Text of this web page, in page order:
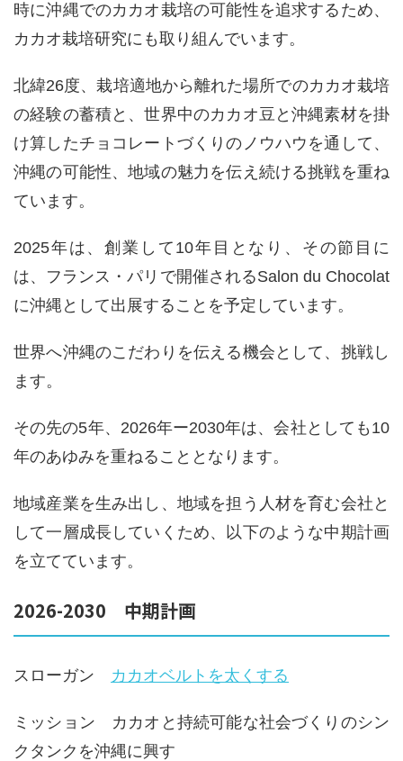
時に沖縄でのカカオ栽培の可能性を追求するため、
カカオ栽培研究にも取り組んでいます。
北緯26度、栽培適地から離れた場所でのカカオ栽培
の経験の蓄積と、世界中のカカオ豆と沖縄素材を掛
け算したチョコレートづくりのノウハウを通して、
沖縄の可能性、地域の魅力を伝え続ける挑戦を重ね
ています。
2025年は、創業して10年目となり、その節目に
は、フランス・パリで開催されるSalon du Chocolat
に沖縄として出展することを予定しています。
世界へ沖縄のこだわりを伝える機会として、挑戦し
ます。
その先の5年、2026年ー2030年は、会社としても10
年のあゆみを重ねることとなります。
地域産業を生み出し、地域を担う人材を育む会社と
して一層成長していくため、以下のような中期計画
を立てています。
2026-2030 中期計画
スローガン カカオベルトを太くする
ミッション カカオと持続可能な社会づくりのシン
クタンクを沖縄に興す